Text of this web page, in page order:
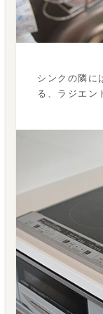
シンクの隣に
る、ラジエン